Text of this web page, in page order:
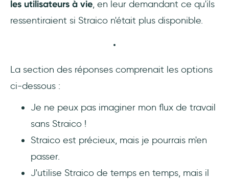
les utilisateurs à vie, en leur demandant ce qu'ils
ressentiraient si Straico n'était plus disponible.
La section des réponses comprenait les options
ci-dessous :
Je ne peux pas imaginer mon flux de travail
sans Straico !
Straico est précieux, mais je pourrais m'en
passer.
J'utilise Straico de temps en temps, mais il